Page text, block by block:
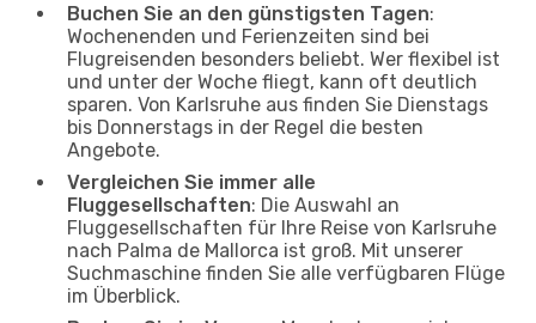
Buchen Sie an den günstigsten Tagen:
Wochenenden und Ferienzeiten sind bei
Flugreisenden besonders beliebt. Wer flexibel ist
und unter der Woche fliegt, kann oft deutlich
sparen. Von Karlsruhe aus finden Sie Dienstags
bis Donnerstags in der Regel die besten
Angebote.
Vergleichen Sie immer alle
Fluggesellschaften: Die Auswahl an
Fluggesellschaften für Ihre Reise von Karlsruhe
nach Palma de Mallorca ist groß. Mit unserer
Suchmaschine finden Sie alle verfügbaren Flüge
im Überblick.